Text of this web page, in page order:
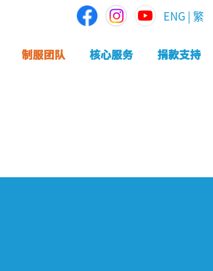
ENG | 繁
制服团队 核心服务 捐款支持